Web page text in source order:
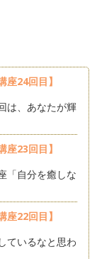
座24回目】
は、あなたが輝
座23回目】
「自分を癒しな
座22回目】
ているなと思わ